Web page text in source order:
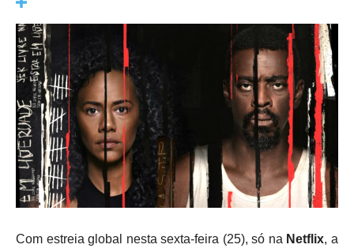
Com estreia global nesta sexta-feira (25), só na Netflix, a